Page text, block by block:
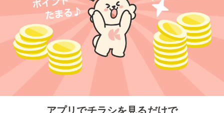
アプリでチラシを見るだけで